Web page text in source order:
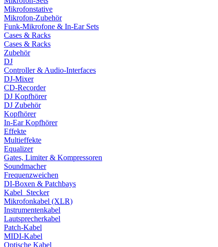
Mikrofonstative
Mikrofon-Zubehör
Funk-Mikrofone & In-Ear Sets
Cases & Racks
Cases & Racks
Zubehör
DJ
Controller & Audio-Interfaces
DJ-Mixer
CD-Recorder
DJ Kopfhörer
DJ Zubehör
Kopfhörer
In-Ear Kopfhörer
Effekte
Multieffekte
Equalizer
Gates, Limiter & Kompressoren
Soundmacher
Frequenzweichen
DI-Boxen & Patchbays
Kabel_Stecker
Mikrofonkabel (XLR)
Instrumentenkabel
Lautsprecherkabel
Patch-Kabel
MIDI-Kabel
Optische Kabel